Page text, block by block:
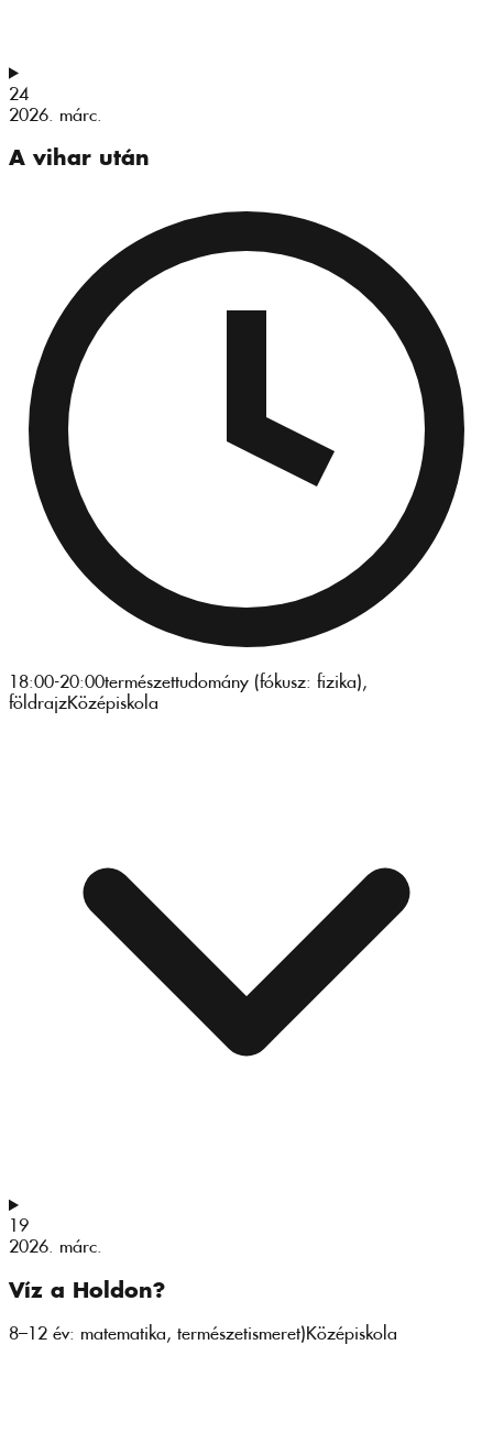
24
2026. márc.
A vihar után
18:00-20:00természettudomány (fókusz: fizika),
földrajzKözépiskola
19
2026. márc.
Víz a Holdon?
8–12 év: matematika, természetismeret)Középiskola